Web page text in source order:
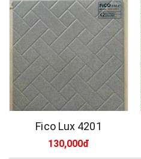
Fico Lux 4201
130,000đ